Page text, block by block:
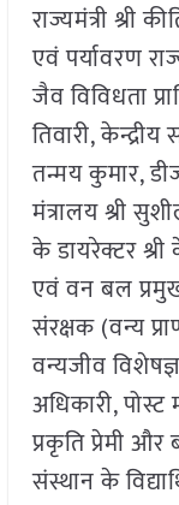
राज्यमंत्री श्री
एवं पर्यावरण
जैव विविधता
तिवारी,
तन्मय कुमार,
मंत्रालय श्री
के डायरेक्टर
एवं वन बल
संरक्षक (वन्य
वन्यजीव
अधिकारी, पोस्ट
प्रकृति प्रेमी
संस्थान के